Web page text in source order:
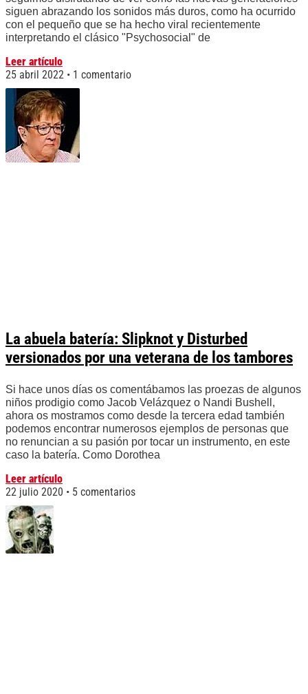
siguen abrazando los sonidos más duros, como ha ocurrido
con el pequeño que se ha hecho viral recientemente
interpretando el clásico "Psychosocial" de
Leer artículo
25 abril 2022
1 comentario
La abuela batería: Slipknot y Disturbed
versionados por una veterana de los tambores
Si hace unos días os comentábamos las proezas de algunos
niños prodigio como Jacob Velázquez o Nandi Bushell,
ahora os mostramos como desde la tercera edad también
podemos encontrar numerosos ejemplos de personas que
no renuncian a su pasión por tocar un instrumento, en este
caso la batería. Como Dorothea
Leer artículo
22 julio 2020
5 comentarios